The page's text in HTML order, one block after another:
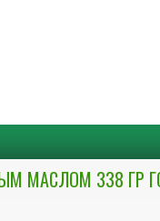
МАСЛОМ 338 ГР